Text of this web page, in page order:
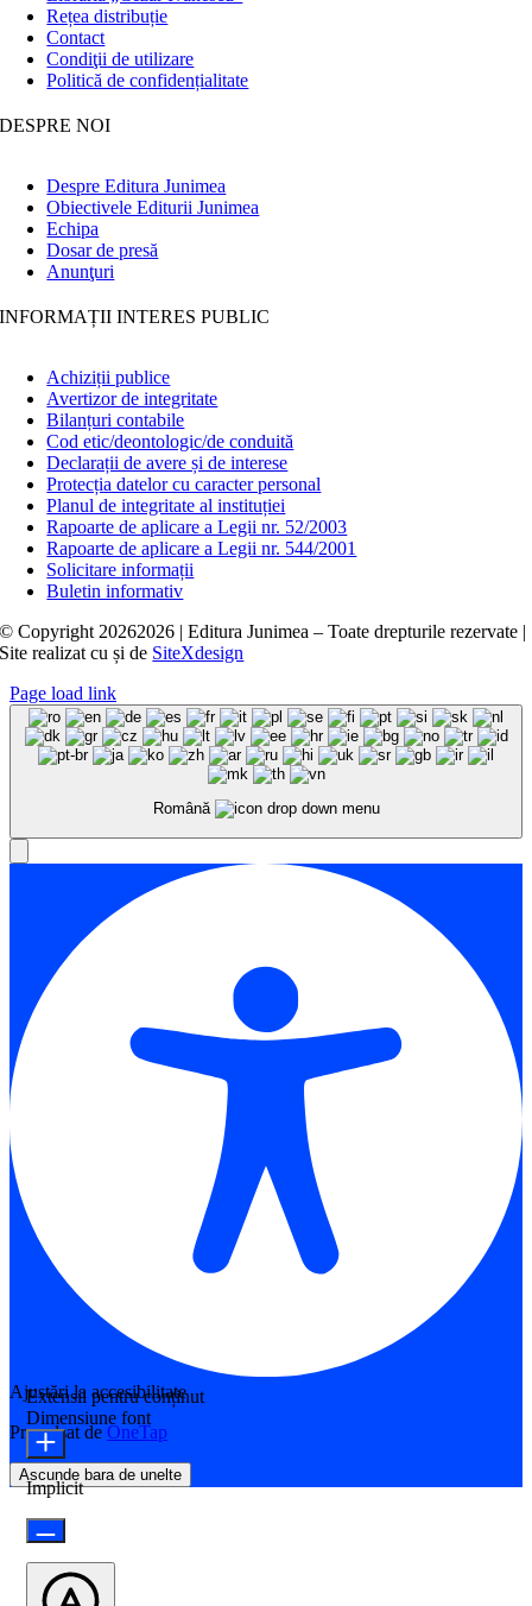
Rețea distribuție
Contact
Condiţii de utilizare
Politică de confidențialitate
DESPRE NOI
Despre Editura Junimea
Obiectivele Editurii Junimea
Echipa
Dosar de presă
Anunţuri
INFORMAȚII INTERES PUBLIC
Achiziții publice
Avertizor de integritate
Bilanțuri contabile
Cod etic/deontologic/de conduită
Declarații de avere și de interese
Protecția datelor cu caracter personal
Planul de integritate al instituției
Rapoarte de aplicare a Legii nr. 52/2003
Rapoarte de aplicare a Legii nr. 544/2001
Solicitare informații
Buletin informativ
© Copyright 20262026 | Editura Junimea – Toate drepturile rezervate |
Site realizat cușide SiteXdesign
Page load link
Română
Ajustări la accesibilitate
Propulsat de OneTap
Ascunde bara de unelte
Extensii pentru conținut
Dimensiune font
Implicit